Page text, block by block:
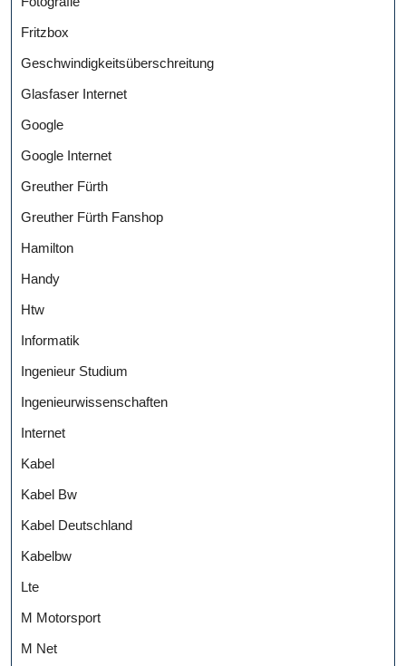
Fritzbox
Geschwindigkeitsüberschreitung
Glasfaser Internet
Google
Google Internet
Greuther Fürth
Greuther Fürth Fanshop
Hamilton
Handy
Htw
Informatik
Ingenieur Studium
Ingenieurwissenschaften
Internet
Kabel
Kabel Bw
Kabel Deutschland
Kabelbw
Lte
M Motorsport
M Net